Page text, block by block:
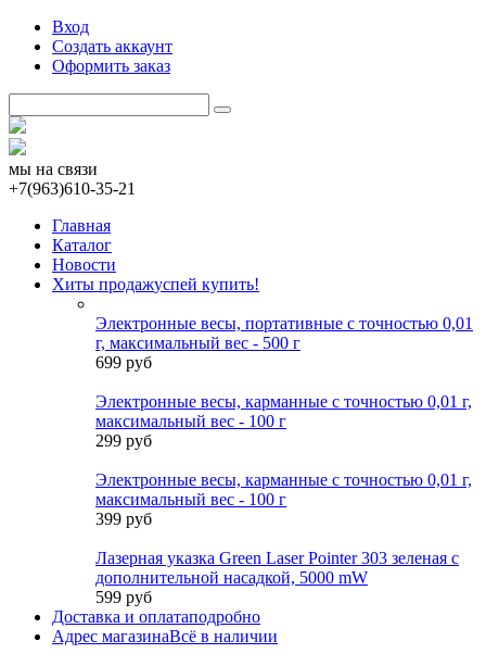
Вход
Создать аккаунт
Оформить заказ
мы на связи
+7(963)610-35-21
Главная
Каталог
Новости
Хиты продажуспей купить!
Электронные весы, портативные с точностью 0,01
г, максимальный вес - 500 г
699 руб
Электронные весы, карманные с точностью 0,01 г,
максимальный вес - 100 г
299 руб
Электронные весы, карманные с точностью 0,01 г,
максимальный вес - 100 г
399 руб
Лазерная указка Green Laser Pointer 303 зеленая с
дополнительной насадкой, 5000 mW
599 руб
Доставка и оплатаподробно
Адрес магазинаВсё в наличии